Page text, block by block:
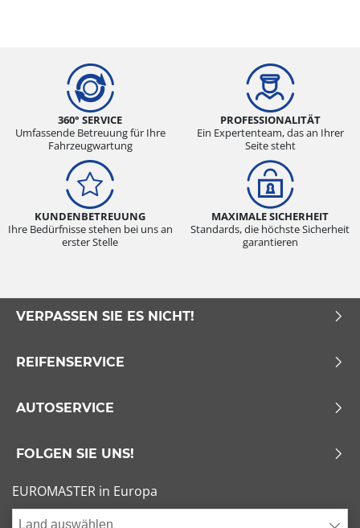
360° SERVICE
Umfassende Betreuung für Ihre
Fahrzeugwartung
PROFESSIONALITÄT
Ein Expertenteam, das an Ihrer
Seite steht
KUNDENBETREUUNG
Ihre Bedürfnisse stehen bei uns an
erster Stelle
MAXIMALE SICHERHEIT
Standards, die höchste Sicherheit
garantieren
VERPASSEN SIE ES NICHT!
REIFENSERVICE
AUTOSERVICE
FOLGEN SIE UNS!
EUROMASTER in Europa
Land auswählen